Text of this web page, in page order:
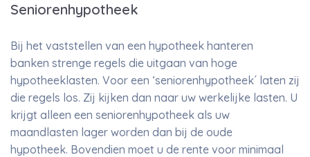
Seniorenhypotheek
Bij het vaststellen van een hypotheek hanteren
banken strenge regels die uitgaan van hoge
hypotheeklasten. Voor een ‘seniorenhypotheek´ laten zij
die regels los. Zij kijken dan naar uw werkelijke lasten. U
krijgt alleen een seniorenhypotheek als uw
maandlasten lager worden dan bij de oude
hypotheek. Bovendien moet u de rente voor minimaal